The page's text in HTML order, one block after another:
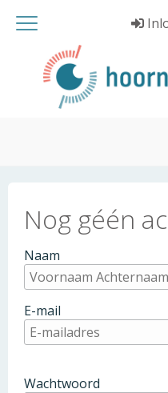
Nog géén
Naam
E-mail
Wachtwoord